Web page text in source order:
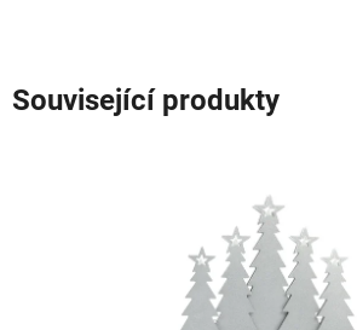
Související produkty